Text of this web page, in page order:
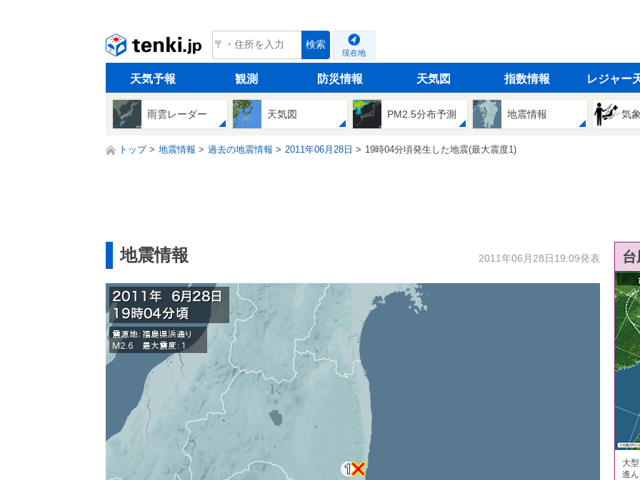
tenki.jp 検索
現在地
天気予報 観測 防災情報 天気図 指数情報 レジャー
雨雲レーダー 天気図 PM2.5分布予測 地震情報 気
トップ 地震情報 過去の地震情報 2011年06月28日 19時04分頃発生した地震(最大震度1)
地震情報 2011年06月28日19:09発表
大
進